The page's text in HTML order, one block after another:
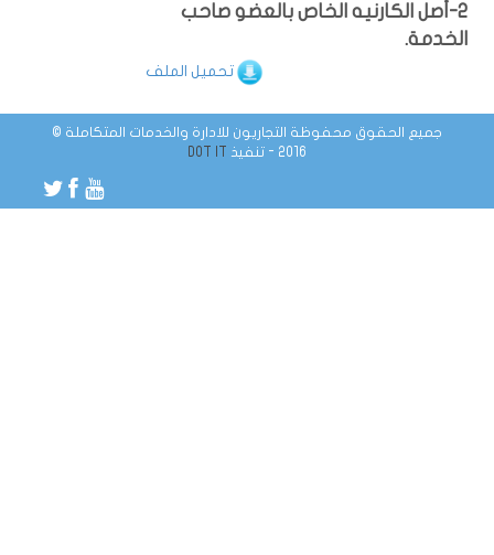
2-أصل الكارنيه الخاص بالعضو صاحب
الخدمة.
تحميل الملف
جميع الحقوق محفوظة التجاريون للادارة والخدمات المتكاملة ©
2016 - تنفيذ
DOT IT